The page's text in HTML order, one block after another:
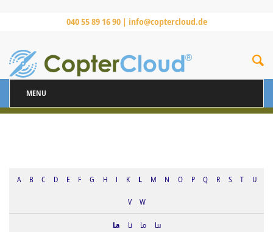
040 55 89 16 90 | info@coptercloud.de
MENU
A B C D E F G H I K L M N O P Q R S T U
V W
La Li Lo Lu